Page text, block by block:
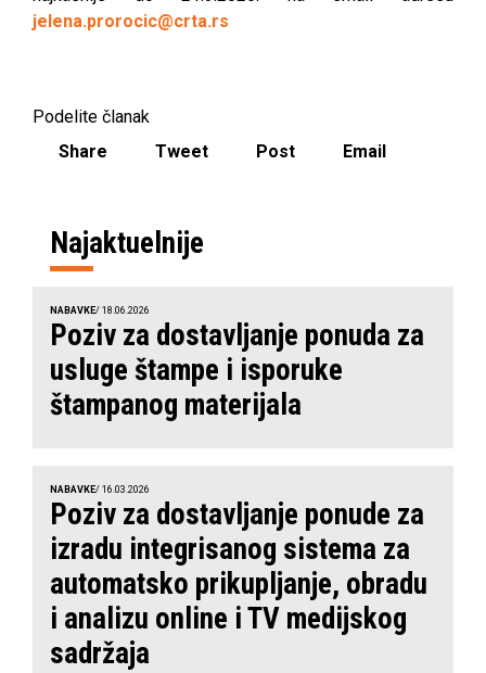
jelena.prorocic@crta.rs
Podelite članak
Share
Tweet Post Email
Najaktuelnije
NABAVKE/ 18.06.2026
Poziv za dostavljanje ponuda za
usluge štampe i isporuke
štampanog materijala
NABAVKE/ 16.03.2026
Poziv za dostavljanje ponude za
izradu integrisanog sistema za
automatsko prikupljanje, obradu
i analizu online i TV medijskog
sadržaja